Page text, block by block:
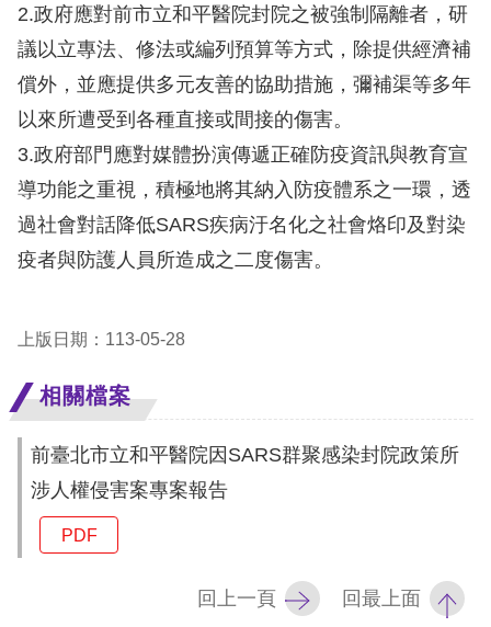
捷
鍵
請
選
擇
語
言
回
首
頁
2.政府應對前市立和平醫院封院之被強制隔離者，研
議以立專法、修法或編列預算等方式，除提供經濟補
償外，並應提供多元友善的協助措施，彌補渠等多年
以來所遭受到各種直接或間接的傷害。
3.政府部門應對媒體扮演傳遞正確防疫資訊與教育宣
導功能之重視，積極地將其納入防疫體系之一環，透
過社會對話降低SARS疾病汙名化之社會烙印及對染
疫者與防護人員所造成之二度傷害。
上版日期：113-05-28
相關檔案
前臺北市立和平醫院因SARS群聚感染封院政策所
涉人權侵害案專案報告
PDF
回上一頁 回最上面